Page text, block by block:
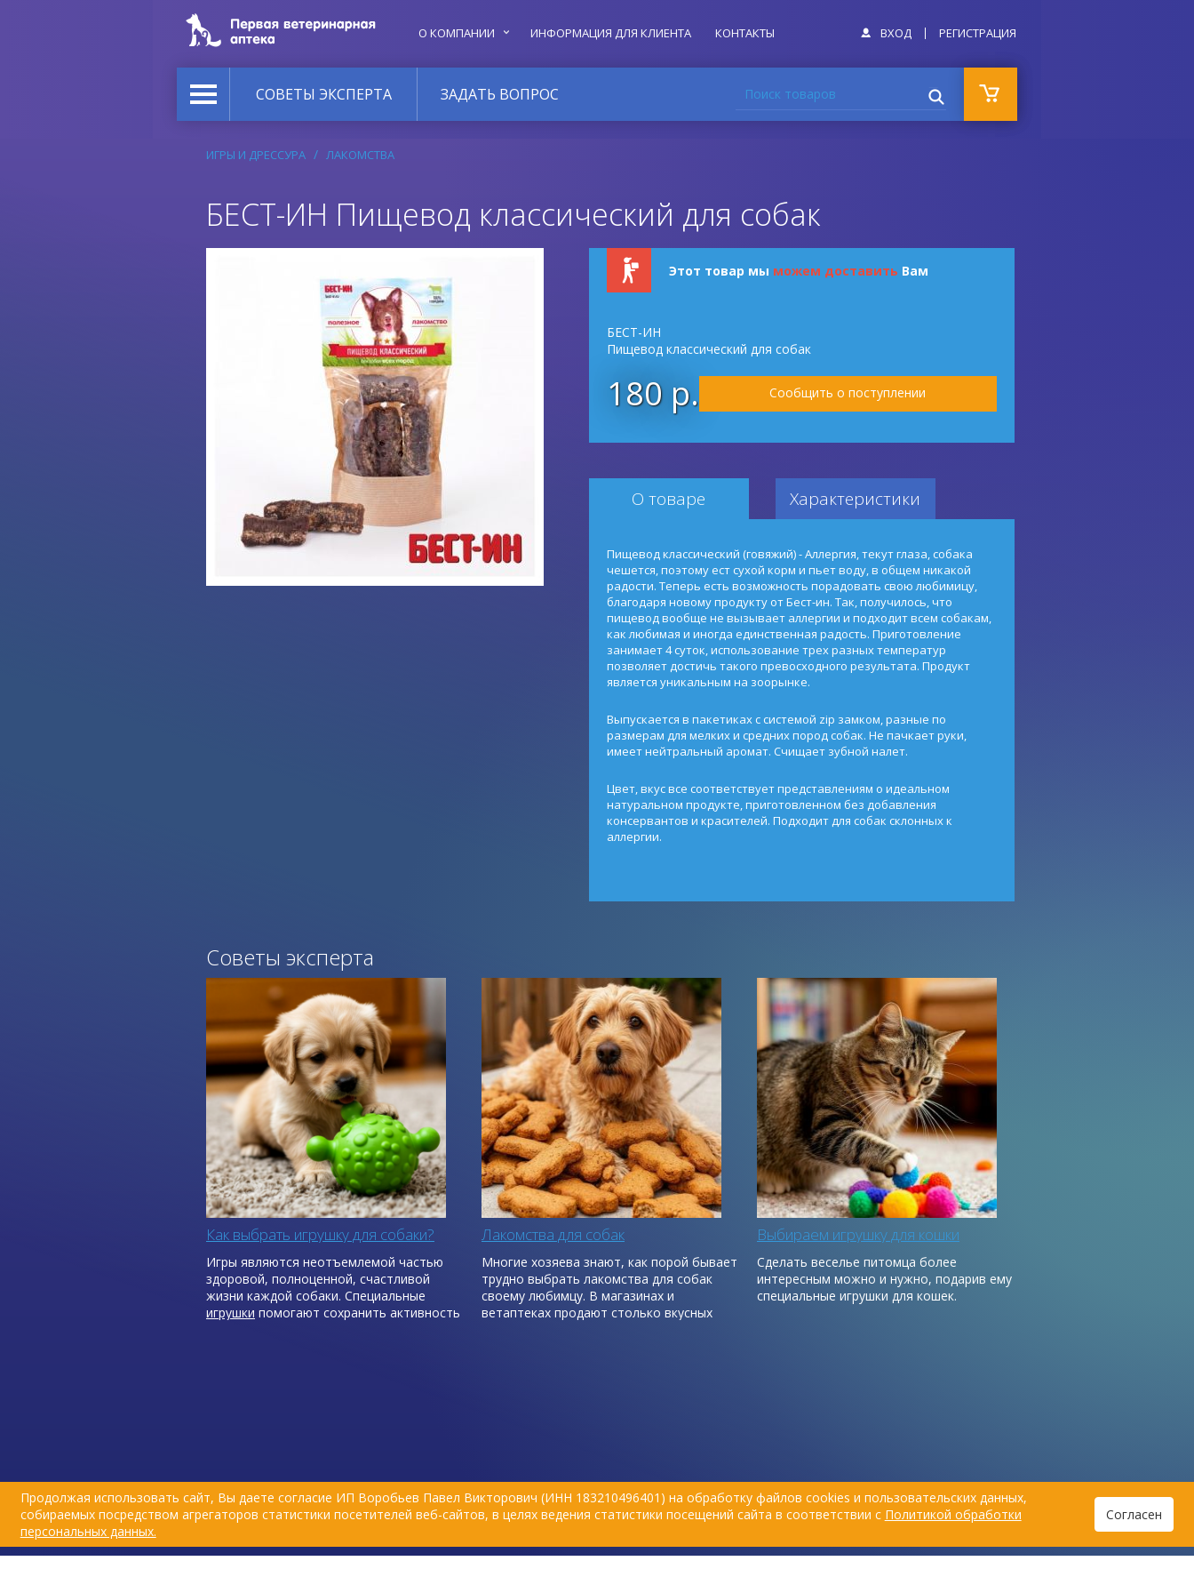
Продолжая использовать сайт, Вы даете согласие ИП Воробьев Павел Викторович (ИНН 183210496401) на обработку файлов cookies и пользовательских данных,
собираемых посредством агрегаторов статистики посетителей веб-сайтов, в целях ведения статистики посещений сайта в соответствии с Политикой обработки
персональных данных.
Согласен
О КОМПАНИИ ИНФОРМАЦИЯ ДЛЯ КЛИЕНТА КОНТАКТЫ ВХОД РЕГИСТРАЦИЯ
СОВЕТЫ ЭКСПЕРТА ЗАДАТЬ ВОПРОС Поиск товаров
ИГРЫ И ДРЕССУРА ЛАКОМСТВА
БЕСТ-ИН Пищевод классический для собак
Этот товар мы можем доставить Вам
БЕСТ-ИН
Пищевод классический для собак
180 р. Сообщить о поступлении
О товаре Характеристики
Пищевод классический (говяжий) - Аллергия, текут глаза, собака
чешется, поэтому ест сухой корм и пьет воду, в общем никакой
радости. Теперь есть возможность порадовать свою любимицу,
благодаря новому продукту от Бест-ин. Так, получилось, что
пищевод вообще не вызывает аллергии и подходит всем собакам,
как любимая и иногда единственная радость. Приготовление
занимает 4 суток, использование трех разных температур
позволяет достичь такого превосходного результата. Продукт
является уникальным на зоорынке.
Выпускается в пакетиках с системой zip замком, разные по
размерам для мелких и средних пород собак. Не пачкает руки,
имеет нейтральный аромат. Счищает зубной налет.
Цвет, вкус все соответствует представлениям о идеальном
натуральном продукте, приготовленном без добавления
консервантов и красителей. Подходит для собак склонных к
аллергии.
Советы эксперта
Как выбрать игрушку для собаки?
Игры являются неотъемлемой частью
здоровой, полноценной, счастливой
жизни каждой собаки. Специальные
игрушки помогают сохранить активность
Лакомства для собак
Многие хозяева знают, как порой бывает
трудно выбрать лакомства для собак
своему любимцу. В магазинах и
ветаптеках продают столько вкусных
Выбираем игрушку для кошки
Сделать веселье питомца более
интересным можно и нужно, подарив ему
специальные игрушки для кошек.